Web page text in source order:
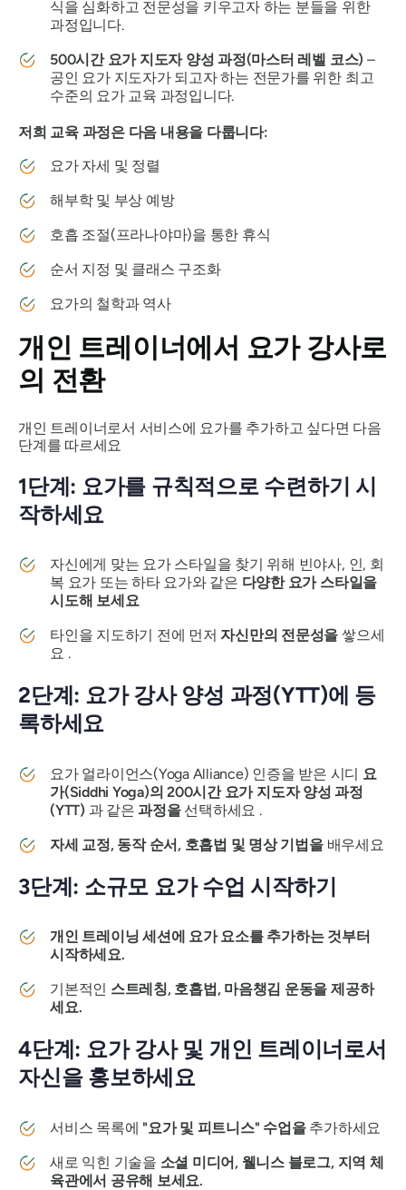
식을 심화하고 전문성을 키우고자 하는 분들을 위한
과정입니다.
500시간 요가 지도자 양성 과정(마스터 레벨 코스) –
공인 요가 지도자가 되고자 하는 전문가를 위한 최고
수준의 요가 교육 과정입니다.
저희 교육 과정은 다음 내용을 다룹니다:
요가 자세 및 정렬
해부학 및 부상 예방
호흡 조절(프라나야마)을 통한 휴식
순서 지정 및 클래스 구조화
요가의 철학과 역사
개인 트레이너에서 요가 강사로
의 전환
개인 트레이너로서 서비스에 요가를 추가하고 싶다면 다음
단계를 따르세요
1단계: 요가를 규칙적으로 수련하기 시
작하세요
자신에게 맞는 요가 스타일을 찾기 위해 빈야사, 인, 회
복 요가 또는 하타 요가와 같은 다양한 요가 스타일을
시도해 보세요
타인을 지도하기 전에 먼저자신만의 전문성을 쌓으세
요 .
2단계: 요가 강사 양성 과정(YTT)에 등
록하세요
요가 얼라이언스(Yoga Alliance) 인증을 받은 시디 요
가(Siddhi Yoga)의 200시간 요가 지도자 양성 과정
(YTT) 과 같은과정을선택하세요 .
자세 교정, 동작 순서, 호흡법 및 명상 기법을배우세요
3단계: 소규모 요가 수업 시작하기
개인 트레이닝 세션에 요가 요소를 추가하는 것부터
시작하세요.
기본적인 스트레칭, 호흡법, 마음챙김 운동을 제공하
세요.
4단계: 요가 강사 및 개인 트레이너로서
자신을 홍보하세요
서비스 목록에 "요가 및 피트니스" 수업을추가하세요
새로 익힌 기술을 소셜 미디어, 웰니스 블로그, 지역 체
육관에서 공유해 보세요.